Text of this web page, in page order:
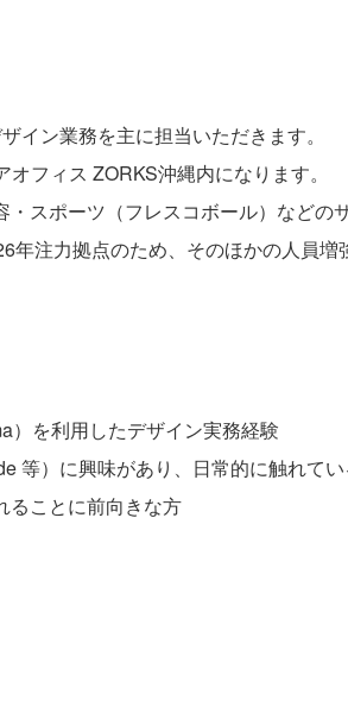
イン業務を主に担当いただきます。
フィス ZORKS沖縄内になります。
スポーツ（フレスコボール）などの
注力拠点のため、そのほかの人員増
）を利用したデザイン実務経験
等）に興味があり、日常的に触れて
ることに前向きな方